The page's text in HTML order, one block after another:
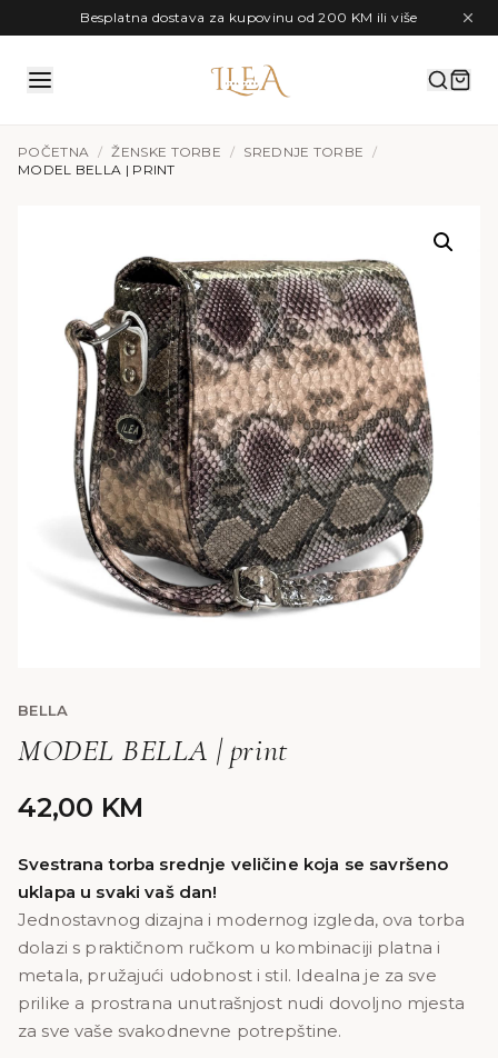
Preskoči na sadržajBesplatna dostava za kupovinu od 200 KM ili više
POČETNA / ŽENSKE TORBE / SREDNJE TORBE
/
MODEL BELLA | PRINT
BELLA
MODEL BELLA | print
42,00 KM
Svestrana torba srednje veličine koja se savršeno
uklapa u svaki vaš dan!
Jednostavnog dizajna i modernog izgleda, ova torba
dolazi s praktičnom ručkom u kombinaciji platna i
metala, pružajući udobnost i stil. Idealna je za sve
prilike a prostrana unutrašnjost nudi dovoljno mjesta
za sve vaše svakodnevne potrepštine.